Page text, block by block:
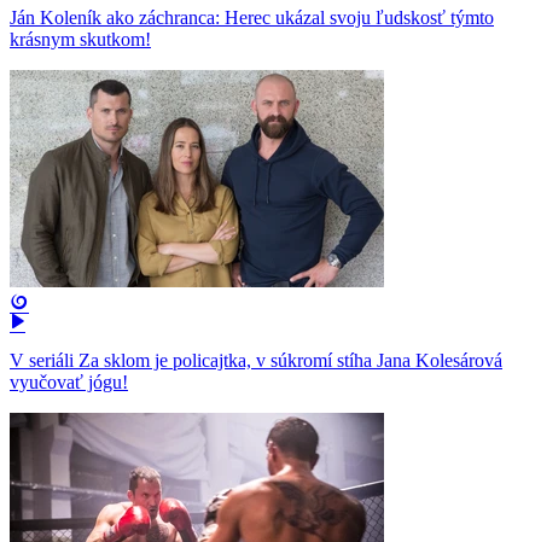
Ján Koleník ako záchranca: Herec ukázal svoju ľudskosť týmto
krásnym skutkom!
V seriáli Za sklom je policajtka, v súkromí stíha Jana Kolesárová
vyučovať jógu!